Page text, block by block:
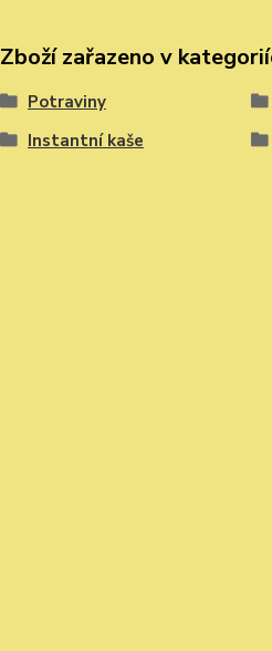
Zboží zařazeno v
Potraviny
Instantní kaše